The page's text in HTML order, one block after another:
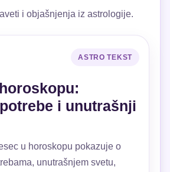
i objašnjenja iz astrologije.
ASTRO TEKST
i unutrašnji
u horoskopu pokazuje o
unutrašnjem svetu,